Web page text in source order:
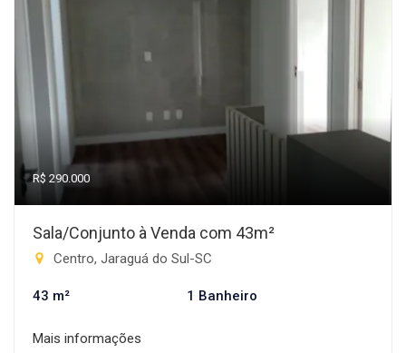
R$ 290.000
Sala/Conjunto à Venda com 43m²
Centro, Jaraguá do Sul-SC
43 m² 1 Banheiro
Mais informações